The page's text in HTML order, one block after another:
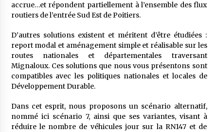
accrue…et répondent partiellement à l’ensemble des flux
routiers de l’entrée Sud Est de Poitiers.
D’autres solutions existent et méritent d’être étudiées :
report modal et aménagement simple et réalisable sur les
routes nationales et départementales traversant
Mignaloux. Ces solutions que nous vous présentons sont
compatibles avec les politiques nationales et locales de
Développement Durable.
Dans cet esprit, nous proposons un scénario alternatif,
nommé ici scénario 7, ainsi que ses variantes, visant à
réduire le nombre de véhicules jour sur la RN147 et de